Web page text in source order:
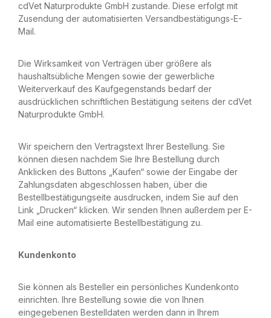
cdVet Naturprodukte GmbH zustande. Diese erfolgt mit
Zusendung der automatisierten Versandbestätigungs-E-
Mail.
Die Wirksamkeit von Verträgen über größere als
haushaltsübliche Mengen sowie der gewerbliche
Weiterverkauf des Kaufgegenstands bedarf der
ausdrücklichen schriftlichen Bestätigung seitens der cdVet
Naturprodukte GmbH.
Wir speichern den Vertragstext Ihrer Bestellung. Sie
können diesen nachdem Sie Ihre Bestellung durch
Anklicken des Buttons „Kaufen“ sowie der Eingabe der
Zahlungsdaten abgeschlossen haben, über die
Bestellbestätigungseite ausdrucken, indem Sie auf den
Link „Drucken“ klicken. Wir senden Ihnen außerdem per E-
Mail eine automatisierte Bestellbestätigung zu.
Kundenkonto
Sie können als Besteller ein persönliches Kundenkonto
einrichten. Ihre Bestellung sowie die von Ihnen
eingegebenen Bestelldaten werden dann in Ihrem